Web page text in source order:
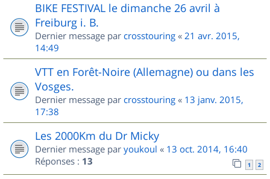
BIKE FESTIVAL le dimanche 26 avril à
Freiburg i. B.
Dernier message par crosstouring « 21 avr. 2015,
14:49
VTT en Forêt-Noire (Allemagne) ou dans les
Vosges.
Dernier message par crosstouring « 13 janv. 2015,
17:38
Les 2000Km du Dr Micky
Dernier message par youkoul « 13 oct. 2014, 16:40
Réponses : 13 1 2